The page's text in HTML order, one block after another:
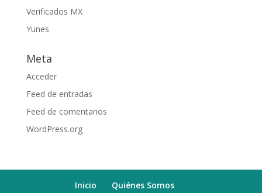
Verificados MX
Yunes
Meta
Acceder
Feed de entradas
Feed de comentarios
WordPress.org
Inicio Quiénes Somos